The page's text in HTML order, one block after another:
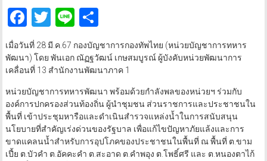
Facebook
Twitter
LineShare
เมื่อวันที่ 28 มี.ค.67 กองบัญชาการกองทัพไทย (หน่วยบัญชาการทหาร
พัฒนา) โดย พันเอก ณัฏฐวัฒน์ เกษสมบูรณ์ ผู้บังคับหน่วยพัฒนาการ
เคลื่อนที่ 13 สำนักงานพัฒนาภาค 1
หน่วยบัญชาการทหารพัฒนา พร้อมด้วยกำลังพลของหน่วยฯ ร่วมกับ
องค์การปกครองส่วนท้องถิ่น ผู้นำชุมชน ส่วนราชการและประชาชนใน
พื้นที่ เข้าประชุมหารือและดำเนินสำรวจแหล่งน้ำในการสนับสนุน
นโยบายที่สำคัญเร่งด่วนของรัฐบาล เพื่อแก้ไขปัญหาภัยแล้งและการ
ขาดแคลนน้ำสำหรับการอุปโภคของประชาชนในพื้นที่ ณ พื้นที่ ต.ขาม
เปี้ย ต.บัวคำ ต.อัคคะคำ ต.สะอาด ต.คำพอุง ต.โพธิ์ศรี และ ต.หนองตาไก้